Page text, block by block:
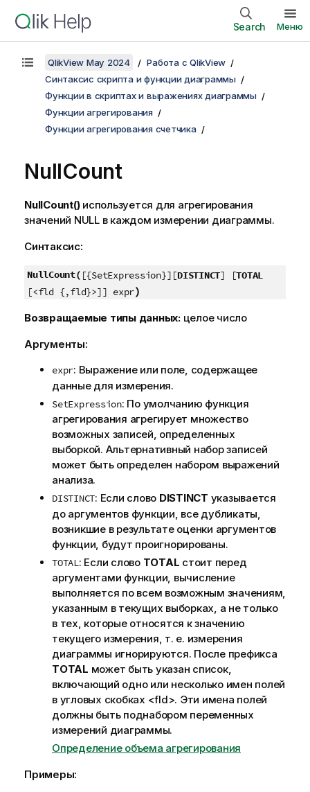
Search Меню
QlikView May 2024
Работа с QlikView
Синтаксис скрипта и функции диаграммы
Функции в скриптах и выражениях диаграммы
Функции агрегирования
Функции агрегирования счетчика
NullCount
NullCount() используется для агрегирования
значений NULLв каждом измерении диаграммы.
Синтаксис:
NullCount( [{SetExpression}][DISTINCT] [TOTAL
[<fld {,fld}>]] expr)
Возвращаемые типы данных: целое число
Аргументы:
expr: Выражение или поле, содержащее
данные для измерения.
SetExpression: По умолчанию функция
агрегирования агрегирует множество
возможных записей, определенных
выборкой. Альтернативный набор записей
может быть определен набором выражений
анализа.
DISTINCT: Если слово DISTINCT указывается
до аргументов функции, все дубликаты,
возникшие в результате оценки аргументов
функции, будут проигнорированы.
TOTAL: Если слово TOTAL стоит перед
аргументами функции, вычисление
выполняется по всем возможным значениям,
указанным в текущих выборках, а не только
в тех, которые относятся к значению
текущего измерения, т. е. измерения
диаграммы игнорируются. После префикса
TOTAL может быть указан список,
включающий одно или несколько имен полей
в угловых скобках <fld>. Эти имена полей
должны быть поднабором переменных
измерений диаграммы.
Определение объема агрегирования
Примеры: